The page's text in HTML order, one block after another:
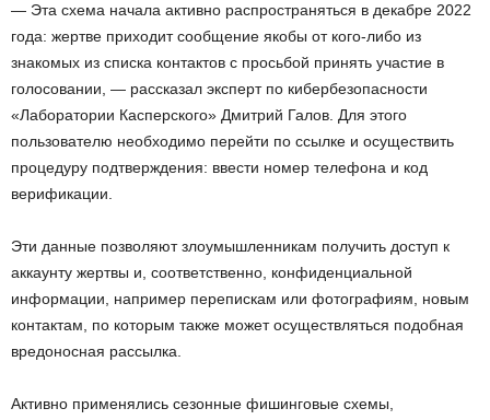
— Эта схема начала активно распространяться в декабре 2022
года: жертве приходит сообщение якобы от кого-либо из
знакомых из списка контактов с просьбой принять участие в
голосовании, — рассказал эксперт по кибербезопасности
«Лаборатории Касперского» Дмитрий Галов. Для этого
пользователю необходимо перейти по ссылке и осуществить
процедуру подтверждения: ввести номер телефона и код
верификации.
Эти данные позволяют злоумышленникам получить доступ к
аккаунту жертвы и, соответственно, конфиденциальной
информации, например перепискам или фотографиям, новым
контактам, по которым также может осуществляться подобная
вредоносная рассылка.
Активно применялись сезонные фишинговые схемы,